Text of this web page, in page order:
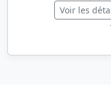
Voir les